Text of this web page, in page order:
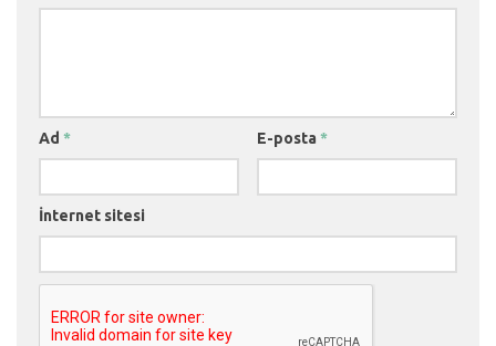
Ad * E-posta *
İnternet sitesi